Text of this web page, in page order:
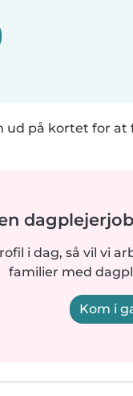
ud på kortet for at
i dag, så vil vi
familier med
Kom i